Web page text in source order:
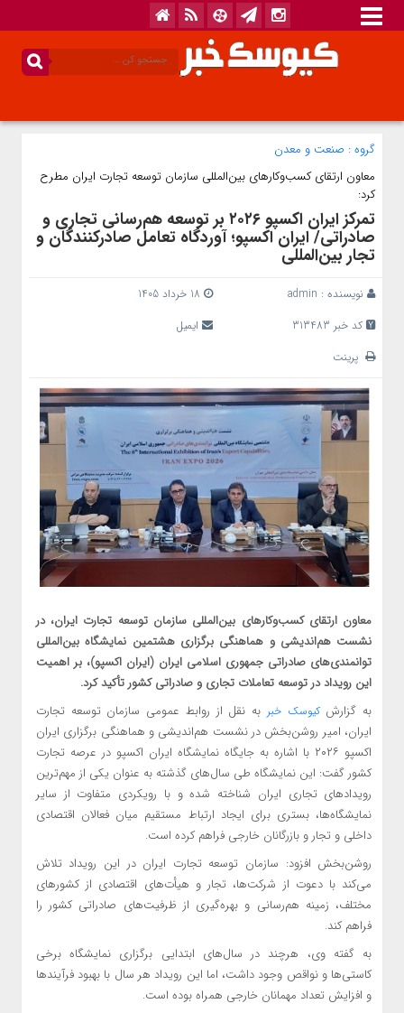
گروه : صنعت و معدن
معاون ارتقای کسب‌وکارهای بین‌المللی سازمان توسعه تجارت ایران مطرح
کرد:
تمرکز ایران اکسپو ۲۰۲۶ بر توسعه هم‌رسانی تجاری و
صادراتی/‌ ایران اکسپو؛ آوردگاه تعامل صادرکنندگان و
تجار بین‌المللی
نویسنده : admin
کد خبر 313483
ایمیل
پرینت
معاون ارتقای کسب‌وکارهای بین‌المللی سازمان توسعه تجارت ایران، در
نشست هم‌اندیشی و هماهنگی برگزاری هشتمین نمایشگاه بین‌المللی
توانمندی‌های صادراتی جمهوری اسلامی ایران (ایران اکسپو)، بر اهمیت
این رویداد در توسعه تعاملات تجاری و صادراتی کشور تأکید کرد.
به گزارشکیوسک خبر به نقل از روابط عمومی سازمان توسعه تجارت
ایران، امیر روشن‌بخش در نشست هم‌اندیشی و هماهنگی برگزاری ایران
اکسپو ۲۰۲۶ با اشاره به جایگاه نمایشگاه ایران اکسپو در عرصه تجارت
کشور گفت: این نمایشگاه طی سال‌های گذشته به عنوان یکی از مهم‌ترین
رویدادهای تجاری ایران شناخته شده و با رویکردی متفاوت از سایر
نمایشگاه‌ها، بستری برای ایجاد ارتباط مستقیم میان فعالان اقتصادی
داخلی و تجار و بازرگانان خارجی فراهم کرده است.
روشن‌بخش افزود: سازمان توسعه تجارت ایران در این رویداد تلاش
می‌کند با دعوت از شرکت‌ها، تجار و هیأت‌های اقتصادی از کشورهای
مختلف، زمینه هم‌رسانی و بهره‌گیری از ظرفیت‌های صادراتی کشور را
فراهم کند.
به گفته وی، هرچند در سال‌های ابتدایی برگزاری نمایشگاه برخی
کاستی‌ها و نواقص وجود داشت، اما این رویداد هر سال با بهبود فرآیندها
و افزایش تعداد مهمانان خارجی همراه بوده است.